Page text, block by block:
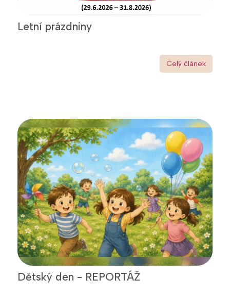
Letní prázdniny
Celý článek
Dětský den - REPORTÁŽ